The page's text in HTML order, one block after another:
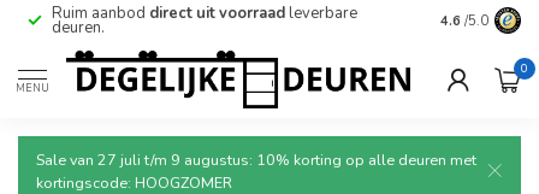
Ruim aanbod direct uit voorraadleverbare
deuren. Betrouwbare
4.6 /5.0
MENU
0
Sale van 27 juli t/m 9 augustus: 10% korting op alle deuren met
kortingscode: HOOGZOMER